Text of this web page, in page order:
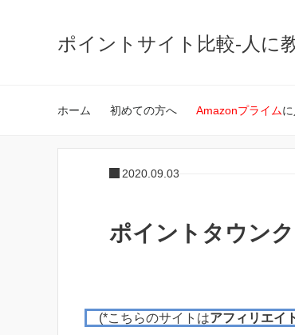
ポイントサイト比較-人に
ホーム 初めての方へ Amazonプライム
2020.09.03
ポイントタウン
(*こちらのサイトはアフィリエイ